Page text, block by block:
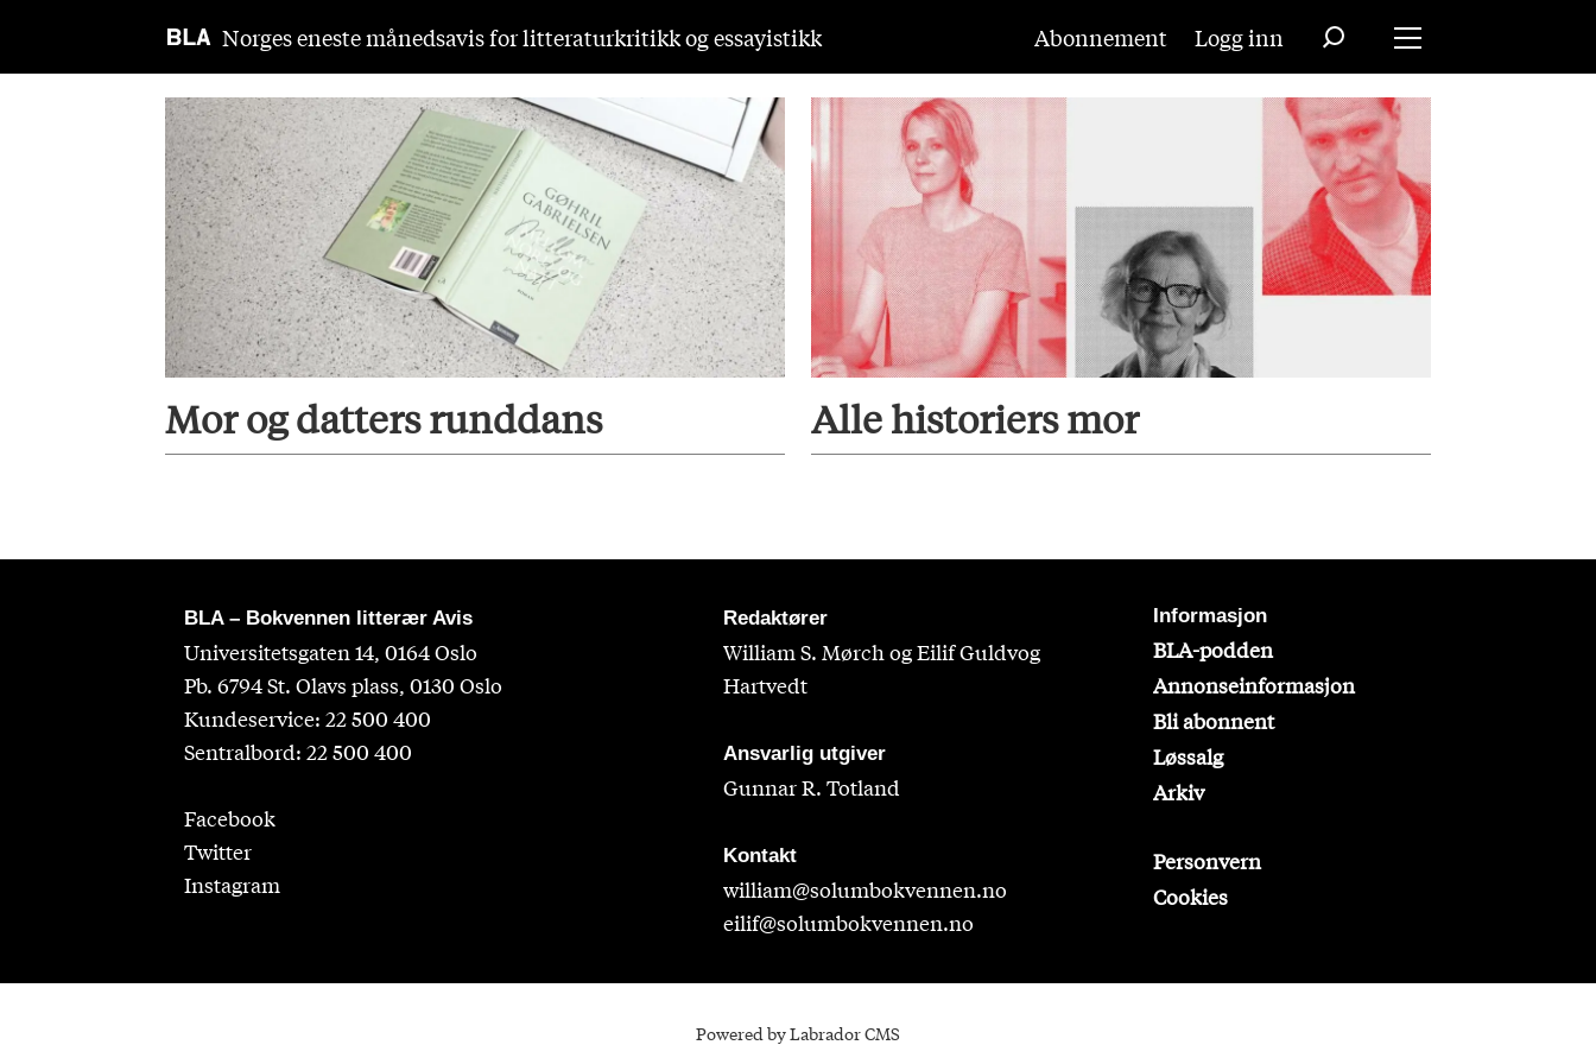
Norges eneste månedsavis for litteraturkritikk og essayistikk Abonnement Logg inn
Mor og datters runddans Alle historiers mor
BLA – Bokvennen litterær Avis
Universitetsgaten 14, 0164 Oslo
Pb. 6794 St. Olavs plass, 0130 Oslo
Kundeservice: 22 500 400
Sentralbord: 22 500 400
Facebook
Twitter
Instagram
Redaktører
William S. Mørch og Eilif Guldvog
Hartvedt
Ansvarlig utgiver
Gunnar R. Totland
Kontakt
william@solumbokvennen.no
eilif@solumbokvennen.no
Informasjon
BLA-podden
Annonseinformasjon
Bli abonnent
Løssalg
Arkiv
Personvern
Cookies
Powered by Labrador CMS